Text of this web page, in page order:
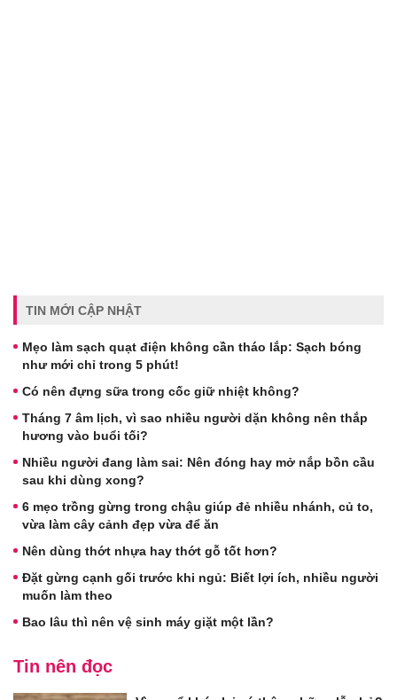
TIN MỚI CẬP NHẬT
Mẹo làm sạch quạt điện không cần tháo lắp: Sạch bóng
như mới chỉ trong 5 phút!
Có nên đựng sữa trong cốc giữ nhiệt không?
Tháng 7 âm lịch, vì sao nhiều người dặn không nên thắp
hương vào buổi tối?
Nhiều người đang làm sai: Nên đóng hay mở nắp bồn cầu
sau khi dùng xong?
6 mẹo trồng gừng trong chậu giúp đẻ nhiều nhánh, củ to,
vừa làm cây cảnh đẹp vừa để ăn
Nên dùng thớt nhựa hay thớt gỗ tốt hơn?
Đặt gừng cạnh gối trước khi ngủ: Biết lợi ích, nhiều người
muốn làm theo
Bao lâu thì nên vệ sinh máy giặt một lần?
Tin nên đọc